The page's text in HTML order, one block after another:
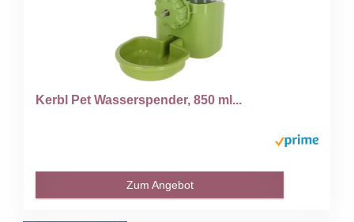
Kerbl Pet Wasserspender, 850 ml...
Zum Angebot